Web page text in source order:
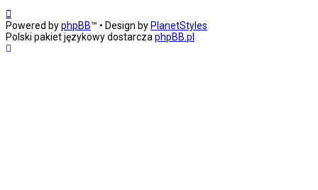
Powered byphpBB™ • Design by PlanetStyles
Polski pakiet językowy dostarczaphpBB.pl